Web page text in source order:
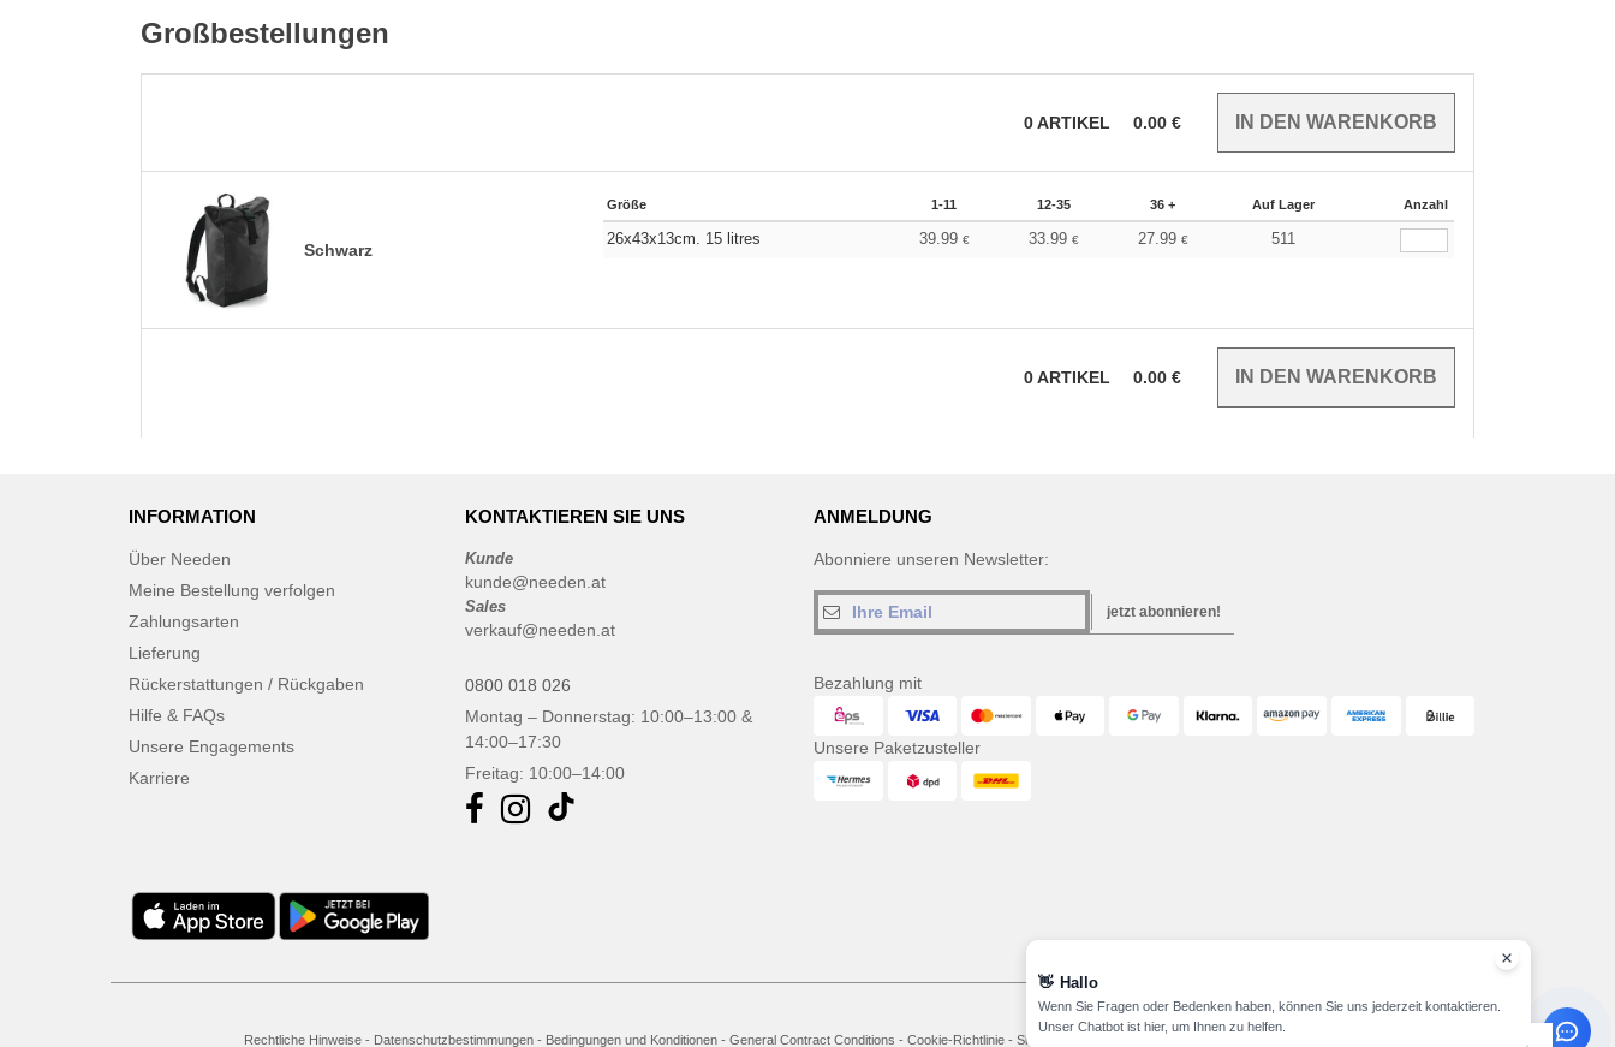
Großbestellungen
0ARTIKEL 0.00 €
Schwarz
Größe 1-11 12-35 36 + Auf Lager Anzahl
26x43x13cm. 15 litres 39.99 € 33.99 € 27.99 € 511
0ARTIKEL 0.00 €
INFORMATION
Über Needen
Meine Bestellung verfolgen
Zahlungsarten
Lieferung
Rückerstattungen / Rückgaben
Hilfe & FAQs
Unsere Engagements
Karriere
KONTAKTIEREN SIE UNS
Kunde
kunde@needen.at
Sales
verkauf@needen.at
0800 018 026
Montag – Donnerstag: 10:00–13:00 &
14:00–17:30
Freitag: 10:00–14:00
ANMELDUNG
Abonniere unseren Newsletter:
jetzt abonnieren!
Bezahlung mit
Unsere Paketzusteller
Rechtliche Hinweise- Datenschutzbestimmungen- Bedingungen und Konditionen- General Contract Conditions - Cookie-Richtlinie- Site Map
👋 Hallo
Wenn Sie Fragen oder Bedenken haben, können Sie uns jederzeit kontaktieren.
Unser Chatbot ist hier, um Ihnen zu helfen.